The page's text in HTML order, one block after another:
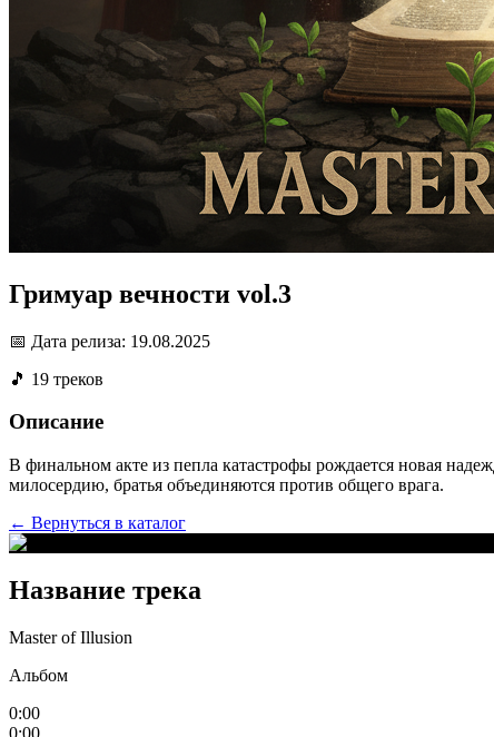
Гримуар вечности vol.3
📅 Дата релиза: 19.08.2025
🎵 19 треков
Описание
В финальном акте из пепла катастрофы рождается новая
милосердию, братья объединяются против общего врага.
← Вернуться в каталог
Название трека
Master of Illusion
Альбом
0:00
0:00